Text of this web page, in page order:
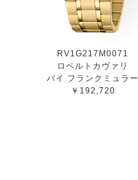
RV1G217M0071
ロベルトカヴァリ
バイ フランクミュラー
￥192,720